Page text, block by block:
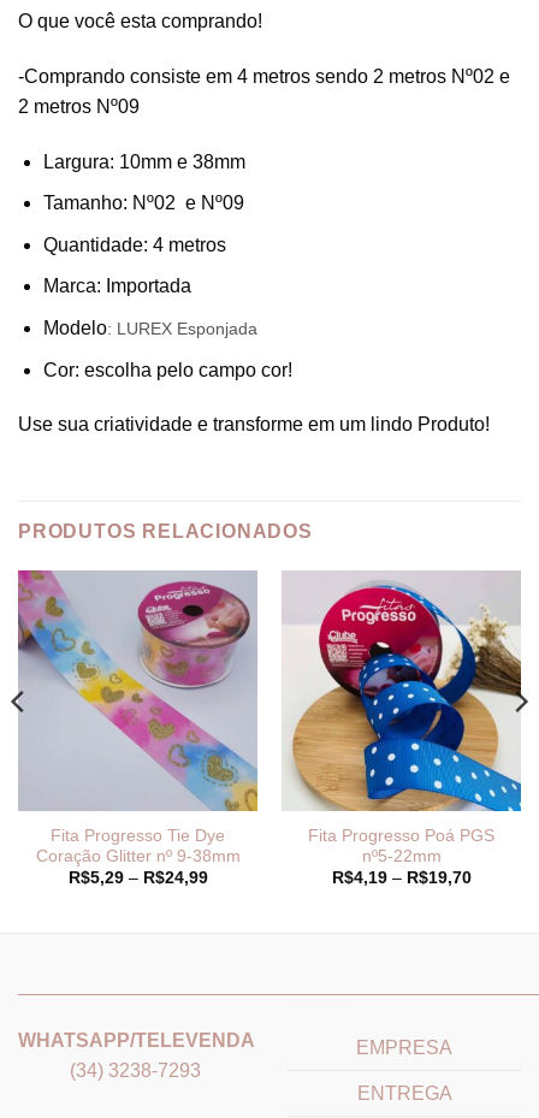
O que você esta comprando!
-Comprando consiste em 4 metros sendo 2 metros Nº02 e
2 metros Nº09
Largura: 10mm e 38mm
Tamanho: Nº02 e Nº09
Quantidade: 4 metros
Marca: Importada
Modelo: LUREX Esponjada
Cor: escolha pelo campo cor!
Use sua criatividade e transforme em um lindo Produto!
PRODUTOS RELACIONADOS
Fita Progresso Tie Dye
Coração Glitter nº 9-38mm
R$5,29 – R$24,99Faixa
Fita Progresso Poá PGS
nº5-22mm
R$4,19 – R$19,70Faixa
WHATSAPP/TELEVENDA
(34) 3238-7293
EMPRESA
ENTREGA